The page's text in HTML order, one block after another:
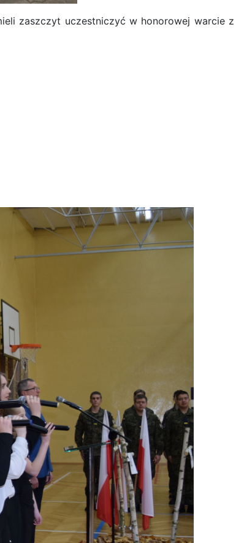
zaszczyt uczestniczyć w honorowej warcie z